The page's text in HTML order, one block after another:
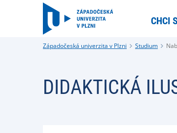
CHCI
Západočeská univerzita v Plzni Studium
DIDAKTICKÁ